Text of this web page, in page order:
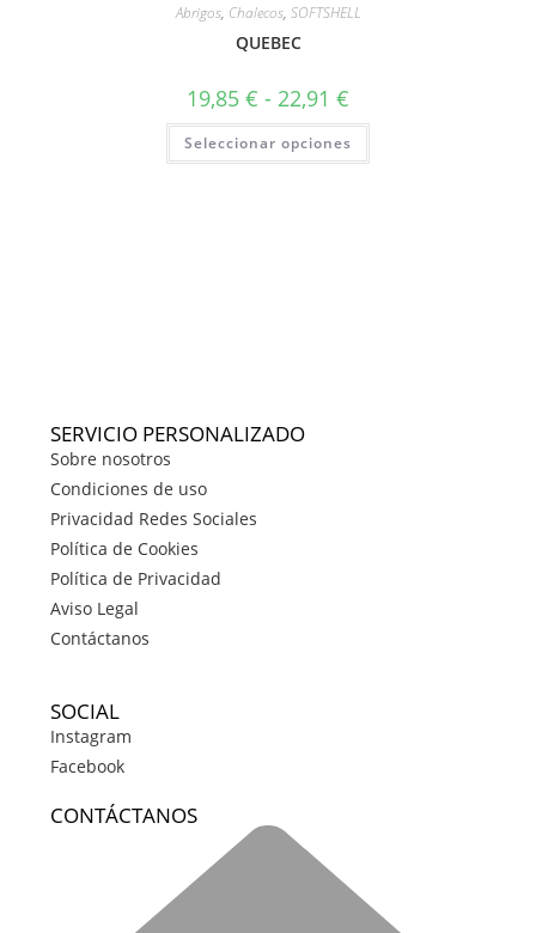
Abrigos, Chalecos, SOFTSHELL
QUEBEC
19,85 € - 22,91 €
Seleccionar opciones
SERVICIO PERSONALIZADO
Sobre nosotros
Condiciones de uso
Privacidad Redes Sociales
Política de Cookies
Política de Privacidad
Aviso Legal
Contáctanos
SOCIAL
Instagram
Facebook
CONTÁCTANOS